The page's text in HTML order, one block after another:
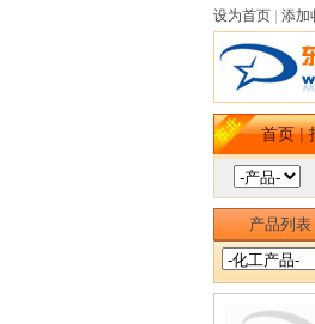
设为首页 添加
首页|
产品列表